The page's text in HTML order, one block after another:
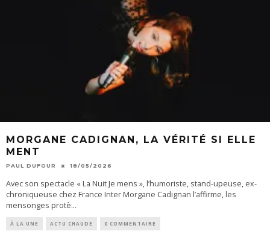
MORGANE CADIGNAN, LA VÉRITÉ SI ELLE
MENT
PAUL DUFOUR 18/05/2026
Avec son spectacle « La Nuit Je mens », l’humoriste, stand-upeuse, ex-
chroniqueuse chez France Inter Morgane Cadignan l’affirme, les
mensonges protè...
À LA UNE ACTU CHAUDE 0 COMMENTAIRE